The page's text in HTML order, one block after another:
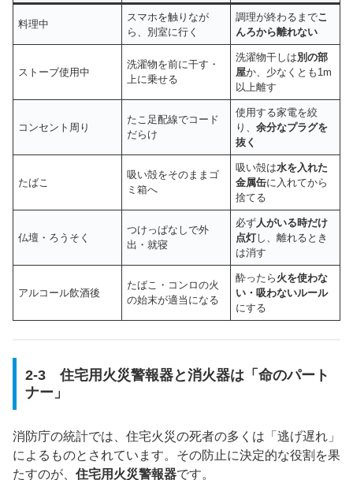
料理中
スマホを触りなが
ら、別室に行く
調理が終わるまでこ
んろから離れない
ストーブ使用中
洗濯物を前に干す・
上に乗せる
洗濯物干しは別の部
屋か、少なくとも1m
以上離す
コンセント周り
たこ足配線でコード
だらけ
使用する家電を絞
り、余分なプラグを
抜く
たばこ
吸い殻をそのままゴ
ミ箱へ
吸い殻は水を入れた
金属缶に入れてから
捨てる
仏壇・ろうそく
つけっぱなしで外
出・就寝
必ず人がいる時だけ
点灯し、離れるとき
は消す
アルコール飲酒後
たばこ・コンロの火
の始末が適当になる
酔ったら 火を使わな
い・吸わないルール
にする
2-3 住宅用火災警報器と消火器は「命のパート
ナー」
消防庁の統計では、住宅火災の死者の多くは「逃げ遅れ」
によるものとされています。その防止に決定的な役割を果
たすのが、 住宅用火災警報器です。